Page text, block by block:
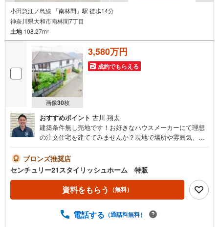
小田急江ノ島線 「南林間」駅 徒歩14分
神奈川県大和市南林間7丁目
土地108.27m2
画像30枚
3,580万円
成約でもらえる
おすすめポイント 古川 翔太
建築条件無し売地です！お好きなハウスメーカーにて理想
の注文住宅を建ててみませんか？現地で場所や雰囲気、周
について◆平日、土日、早朝、夜間いつでもご見学可能で
す。ご自宅までの送迎等、お気軽にご相談ください。車内
チャイルドシートもございます！お客様のご都合に合わせ
たご提案をさせて頂きます。◆店舗について◆・店舗前お
客様専用駐車場10台完備・個室3部屋、キッズスペース、ベ
ドリンクご用意ございます！・わたあめやポップコーンの
ブロンズ推奨店
センチュリー21スタイリッシュホーム 特販
資料をもらう （無料）
電話する （通話料無料）